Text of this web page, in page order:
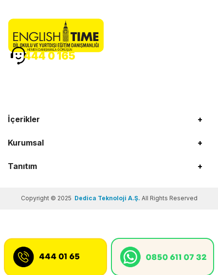
İçerikler +
Kurumsal +
Tanıtım +
HEMEN DANIŞMANLA GÖRÜŞÜN
444 0 165
Copyright © 2025 Dedica Teknoloji A.Ş. All Rights Reserved